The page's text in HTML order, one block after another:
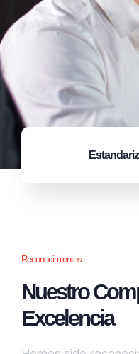
Reconocimientos
Nuestro
Excelencia